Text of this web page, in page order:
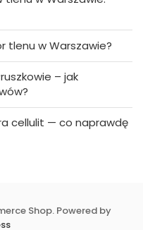
tlenu w Warszawie?
– jak
cellulit — co naprawdę
Shop. Powered by